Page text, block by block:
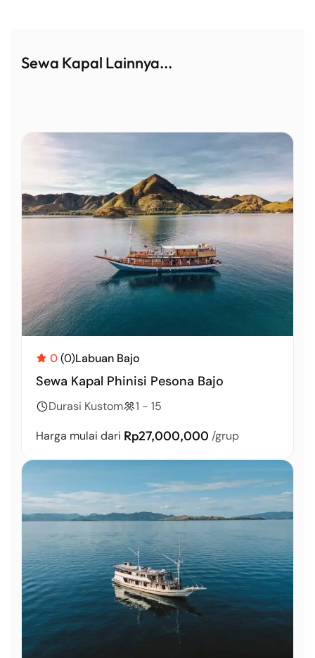
Sewa Kapal Lainnya...
0(0)Labuan Bajo
Sewa Kapal Phinisi Pesona Bajo
Durasi Kustom
1 - 15
Harga mulai dari Rp27,000,000 /grup